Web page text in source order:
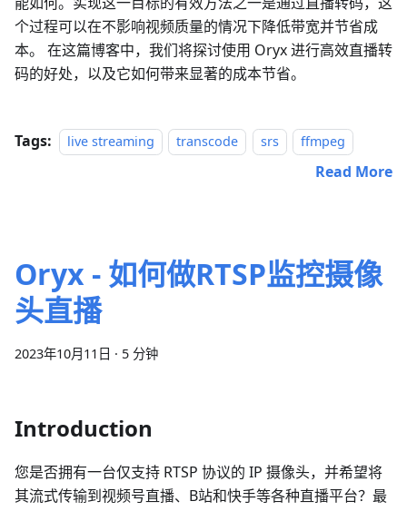
个过程可以在不影响视频质量的情况下降低带宽并节省成
本。 在这篇博客中，我们将探讨使用 Oryx 进行高效直播转
码的好处，以及它如何带来显著的成本节省。
Tags: live streaming transcode srs ffmpeg
Read More
Oryx - 如何做RTSP监控摄像
头直播
2023年10月11日 · 5 分钟
Introduction
您是否拥有一台仅支持 RTSP 协议的 IP 摄像头，并希望将
其流式传输到视频号直播、B站和快手等各种直播平台？最